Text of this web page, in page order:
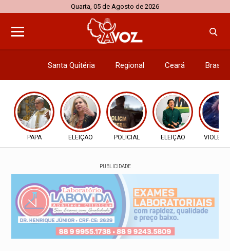
Quarta, 05 de Agosto de 2026
Santa Quitéria Regional Ceará Brasil
PAPA ELEIÇÃO POLICIAL ELEIÇÃO
PUBLICIDADE